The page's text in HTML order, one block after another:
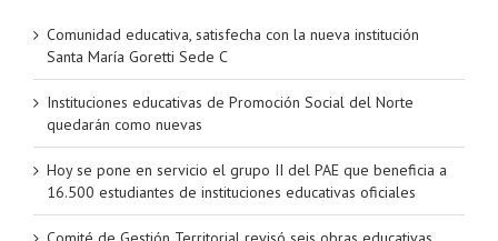
Comunidad educativa, satisfecha con la nueva institución
Santa María Goretti Sede C
Instituciones educativas de Promoción Social del Norte
quedarán como nuevas
Hoy se pone en servicio el grupo II del PAE que beneficia a
16.500 estudiantes de instituciones educativas oficiales